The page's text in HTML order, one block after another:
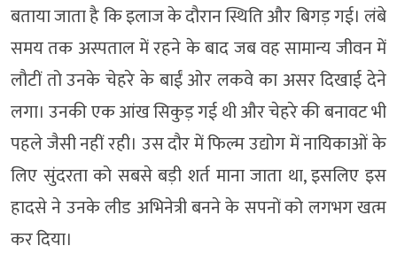
बताया जाता है कि इलाज के दौरान स्थिति और बिगड़ गई। लंबे
समय तक अस्पताल में रहने के बाद जब वह सामान्य जीवन में
लौटीं तो उनके चेहरे के बाईं ओर लकवे का असर दिखाई देने
लगा। उनकी एक आंख सिकुड़ गई थी और चेहरे की बनावट भी
पहले जैसी नहीं रही। उस दौर में फिल्म उद्योग में नायिकाओं के
लिए सुंदरता को सबसे बड़ी शर्त माना जाता था, इसलिए इस
हादसे ने उनके लीड अभिनेत्री बनने के सपनों को लगभग खत्म
कर दिया।